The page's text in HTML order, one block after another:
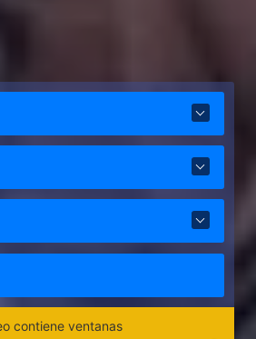
contiene ventanas